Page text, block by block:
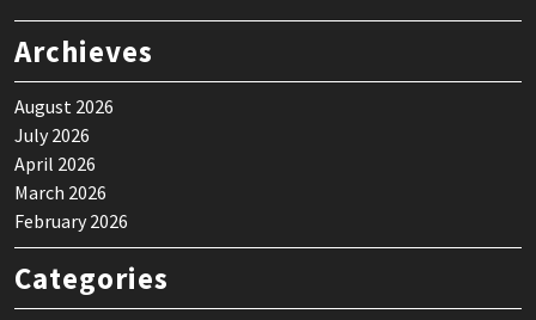
Archieves
August 2026
July 2026
April 2026
March 2026
February 2026
Categories